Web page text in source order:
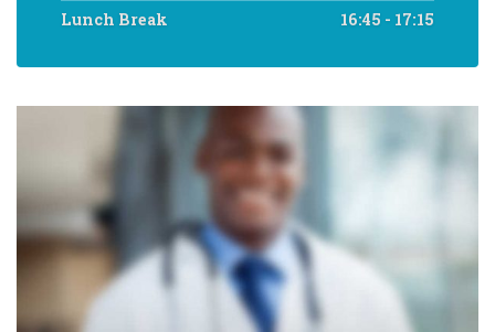
Lunch Break
16:45 - 17:15